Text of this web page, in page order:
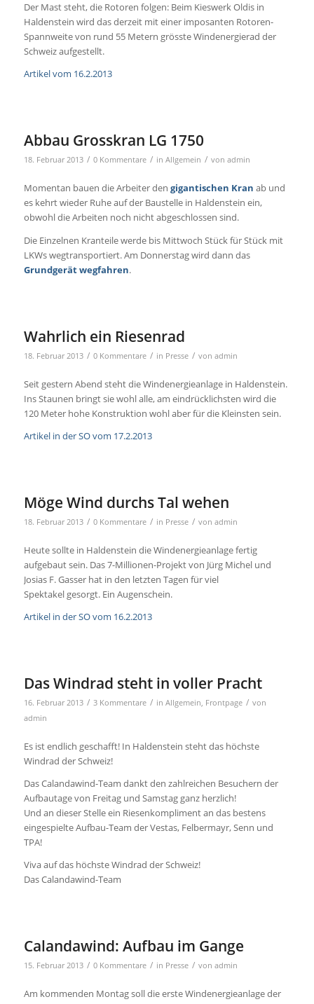
Der Mast steht, die Rotoren folgen: Beim Kieswerk Oldis in
Haldenstein wird das derzeit mit einer imposanten Rotoren-
Spannweite von rund 55 Metern grösste Windenergierad der
Schweiz aufgestellt.
Artikel vom 16.2.2013
Abbau Grosskran LG 1750
18. Februar 2013 / 0 Kommentare / in Allgemein / von admin
Momentan bauen die Arbeiter den gigantischen Kran ab und
es kehrt wieder Ruhe auf der Baustelle in Haldenstein ein,
obwohl die Arbeiten noch nicht abgeschlossen sind.
Die Einzelnen Kranteile werde bis Mittwoch Stück für Stück mit
LKWs wegtransportiert. Am Donnerstag wird dann das
Grundgerätwegfahren.
Wahrlich ein Riesenrad
18. Februar 2013 / 0 Kommentare / in Presse / von admin
Seit gestern Abend steht die Windenergieanlage in Haldenstein.
Ins Staunen bringt sie wohl alle, am eindrücklichsten wird die
120 Meter hohe Konstruktion wohl aber für die Kleinsten sein.
Artikel in der SO vom 17.2.2013
Möge Wind durchs Tal wehen
18. Februar 2013 / 0 Kommentare / in Presse / von admin
Heute sollte in Haldenstein die Windenergieanlage fertig
aufgebaut sein. Das 7-Millionen-Projekt von Jürg Michel und
Josias F. Gasser hat in den letzten Tagen für viel
Spektakel gesorgt. Ein Augenschein.
Artikel in der SO vom 16.2.2013
Das Windrad steht in voller Pracht
16. Februar 2013 / 3 Kommentare / in Allgemein, Frontpage / von
admin
Es ist endlich geschafft! In Haldenstein steht das höchste
Windrad der Schweiz!
Das Calandawind-Team dankt den zahlreichen Besuchern der
Aufbautage von Freitag und Samstag ganz herzlich!
Und an dieser Stelle ein Riesenkompliment an das bestens
eingespielte Aufbau-Team der Vestas, Felbermayr, Senn und
TPA!
Viva auf das höchste Windrad der Schweiz!
Das Calandawind-Team
Calandawind: Aufbau im Gange
15. Februar 2013 / 0 Kommentare / in Presse / von admin
Am kommenden Montag soll die erste Windenergieanlage der